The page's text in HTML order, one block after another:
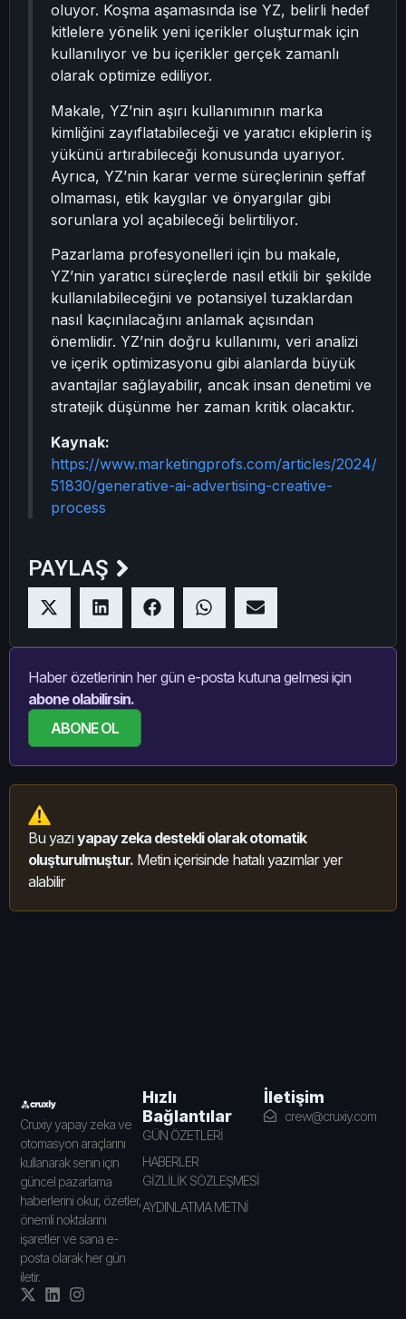
oluyor. Koşma aşamasında ise YZ, belirli hedef
kitlelere yönelik yeni içerikler oluşturmak için
kullanılıyor ve bu içerikler gerçek zamanlı
olarak optimize ediliyor.
Makale, YZ’nin aşırı kullanımının marka
kimliğini zayıflatabileceği ve yaratıcı ekiplerin iş
yükünü artırabileceği konusunda uyarıyor.
Ayrıca, YZ’nin karar verme süreçlerinin şeffaf
olmaması, etik kaygılar ve önyargılar gibi
sorunlara yol açabileceği belirtiliyor.
Pazarlama profesyonelleri için bu makale,
YZ’nin yaratıcı süreçlerde nasıl etkili bir şekilde
kullanılabileceğini ve potansiyel tuzaklardan
nasıl kaçınılacağını anlamak açısından
önemlidir. YZ’nin doğru kullanımı, veri analizi
ve içerik optimizasyonu gibi alanlarda büyük
avantajlar sağlayabilir, ancak insan denetimi ve
stratejik düşünme her zaman kritik olacaktır.
Kaynak:
https://www.marketingprofs.com/articles/2024/
51830/generative-ai-advertising-creative-
process
PAYLAŞ
Haber özetlerinin her gün e-posta kutuna gelmesi için
abone olabilirsin.
ABONE OL
Bu yazıyapay zeka destekli olarak otomatik
oluşturulmuştur. Metin içerisinde hatalı yazımlar yer
alabilir
Cruxiy yapay zeka ve
otomasyon araçlarını
kullanarak senin için
güncel pazarlama
haberlerini okur, özetler,
önemli noktalarını
işaretler ve sana e-
posta olarak her gün
iletir.
Hızlı
Bağlantılar
GÜN ÖZETLERİ
HABERLER
GİZLİLİK SÖZLEŞMESİ
AYDINLATMA METNİ
İletişim
crew@cruxiy.com